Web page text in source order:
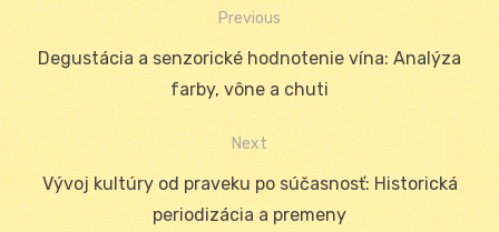
Navigácia
Previous
Previous
Degustácia a senzorické hodnotenie vína: Analýza
farby, vône a chuti
Next
Next
Vývoj kultúry od praveku po súčasnosť: Historická
periodizácia a premeny